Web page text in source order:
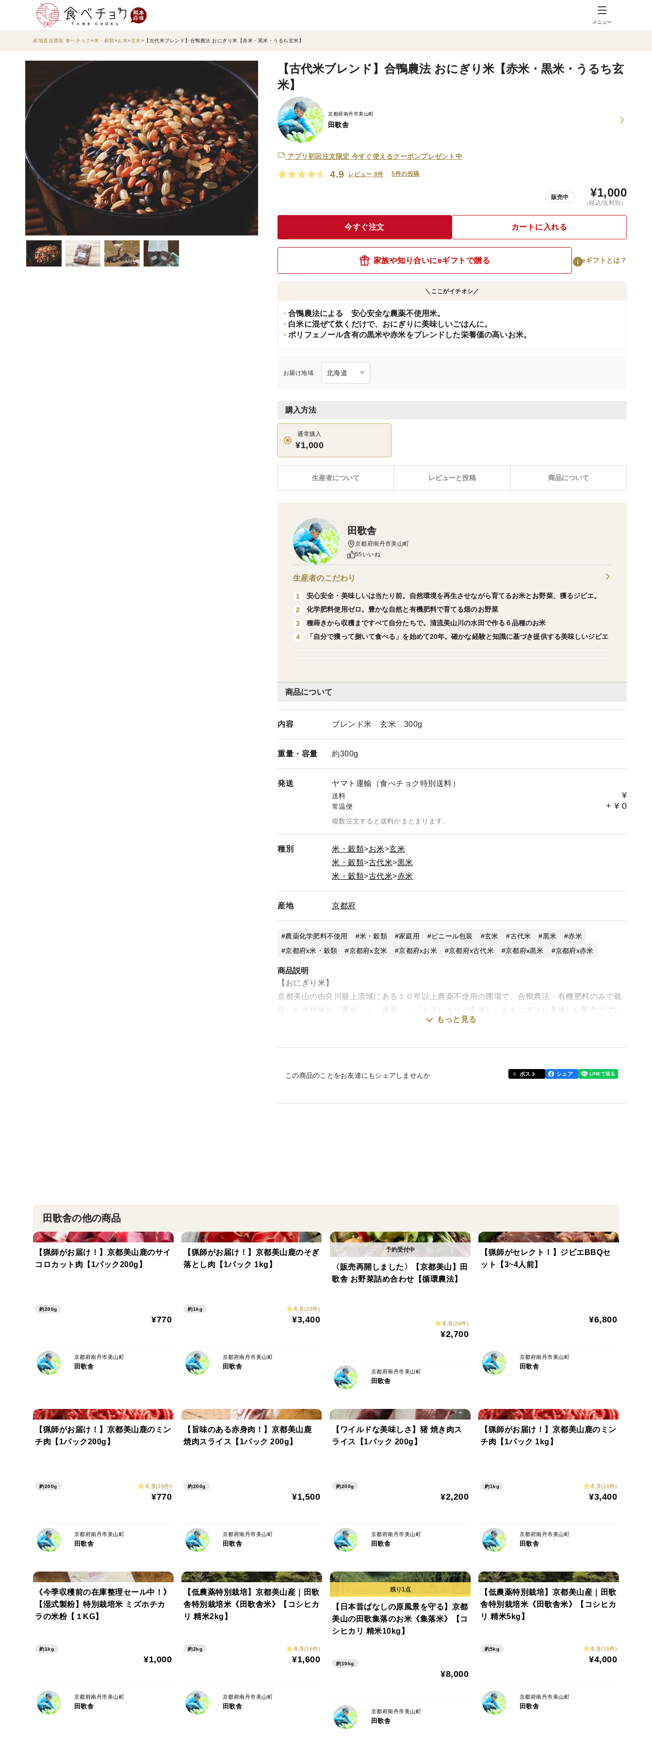
メニュー
産地直送通販 食べチョク 米・穀類 お米 玄米 【古代米ブレンド】合鴨農法 おにぎり米【赤米・黒米・うるち玄米】
【古代米ブレンド】合鴨農法 おにぎり米【赤米・黒米・うるち玄
米】
京都府南丹市美山町
田歌舎
アプリ初回注文限定 今すぐ使えるクーポンプレゼント中
4.9 レビュー 8件 5件の投稿
販売中 ¥1,000
（税込/送料別）
今すぐ注文 カートに入れる
家族や知り合いにeギフトで贈る eギフトとは？
＼ここがイチオシ／
合鴨農法による 安心安全な農薬不使用米。
白米に混ぜて炊くだけで、おにぎりに美味しいごはんに。
ポリフェノール含有の黒米や赤米をブレンドした栄養価の高いお米。
お届け地域
購入方法
通常購入
¥1,000
レビューと投稿 商品について
生産者について
商品について
内容 ブレンド米 玄米 300g
重量・ 容量 約300g
発送 ヤマト運輸（食べチョク特別送料）
送料 ¥
常温便 + ¥ 0
複数注文すると送料がまとまります。
種別 米・穀類 お米 玄米
米・穀類 古代米 黒米
米・穀類 古代米 赤米
産地 京都府
農薬化学肥料不使用 米・穀類 家庭用 ビニール包装 玄米 古代米 黒米
赤米
京都府x米・穀類
京都府x玄米 京都府xお米 京都府x古代米 京都府x黒米 京都府x赤米
商品説明
【おにぎり米】
京都美山の由良川最上流域にある１０年以上農薬不使用の圃場で、合鴨農法・有機肥料のみで栽
培した古代米の「黒米」・「赤米」・「キヌヒカリ（玄米）」をおにぎりに美味しい配合でブレ
もち米種の黒米配合で、もっちり食感が加わり、冷めても美味しいので、ふつうのお弁当のごは
種のお米を栽培しています。
由良川水系最上流域の美山川の水を田んぼに引き込み育てるお米は、
種蒔きから収穫まですべての全ての工程を自分たちで行います。
コシヒカリやもち米は、「特別栽培米」と称することのできる低農薬の農法での栽培です。
自分たちで苗床を作っての種まきから始まり、肥料は鶏糞や山土、刈り草など投入。購入する有
除草剤は田植え直後の１回のみで、化学肥料を一切用いず育てています。
また、水利の良い圃場では合鴨農法での農薬不使用栽培を続けて14年目に。親鳥が生む卵を自社
で孵化させて命を繋ぎ、玄米食となる赤米や黒米、玄米食用のキヌヒカリを育てます。
ます。
京都美山町の田歌集落では、住民全体で協力し合いながら田んぼを維持管理していて、集落の皆
もっと見る
この商品のことをお友達にもシェアしませんか ポスト シェア
田歌舎
京都府南丹市美山町
55いいね
生産者のこだわり
1
安心安全・美味しいは当たり前。自然環境を再生させながら育てるお米とお野菜、獲るジビエ。
2
化学肥料使用ゼロ。豊かな自然と有機肥料で育てる畑のお野菜
3
種蒔きから収穫まですべて自分たちで。清流美山川の水田で作る６品種のお米
4
「自分で獲って捌いて食べる」を始めて20年。確かな経験と知識に基づき提供する美味しいジビエ
田歌舎の他の商品
【猟師がお届け！】京都美山鹿のサイ
コロカット肉【1パック200g】
約200g
¥770
京都府南丹市美山町
田歌舎
【猟師がお届け！】京都美山鹿のそぎ
落とし肉【1パック 1kg】
約1kg 4.8(20件)
¥3,400
京都府南丹市美山町
田歌舎
〈販売再開しました〉【京都美山】田
歌舎 お野菜詰め合わせ【循環農法】
4.8(28件)
¥2,700
京都府南丹市美山町
田歌舎
【猟師がセレクト！】ジビエBBQセ
ット【3~4人前】
¥6,800
京都府南丹市美山町
田歌舎
【猟師がお届け！】京都美山鹿のミン
チ肉【1パック200g】
約200g 4.9(16件)
¥770
京都府南丹市美山町
田歌舎
【旨味のある赤身肉！】京都美山鹿
焼肉スライス【1パック 200g】
約200g
¥1,500
京都府南丹市美山町
田歌舎
【ワイルドな美味しさ】猪 焼き肉ス
ライス【1パック 200g】
約200g
¥2,200
京都府南丹市美山町
田歌舎
【猟師がお届け！】京都美山鹿のミン
チ肉【1パック 1kg】
約1kg 4.9(16件)
¥3,400
京都府南丹市美山町
田歌舎
《今季収穫前の在庫整理セール中！》
【湿式製粉】特別栽培米 ミズホチカ
ラの米粉【１KG】
約1kg
¥1,000
京都府南丹市美山町
田歌舎
【低農薬特別栽培】京都美山産｜田歌
舎特別栽培米《田歌舎米》【コシヒカ
リ 精米2kg】
約2kg 4.9(16件)
¥1,600
京都府南丹市美山町
田歌舎
【日本昔ばなしの原風景を守る】京都
美山の田歌集落のお米《集落米》【コ
シヒカリ 精米10kg】
約10kg
¥8,000
京都府南丹市美山町
田歌舎
【低農薬特別栽培】京都美山産｜田歌
舎特別栽培米《田歌舎米》【コシヒカ
リ 精米5kg】
約5kg 4.9(16件)
¥4,000
京都府南丹市美山町
田歌舎